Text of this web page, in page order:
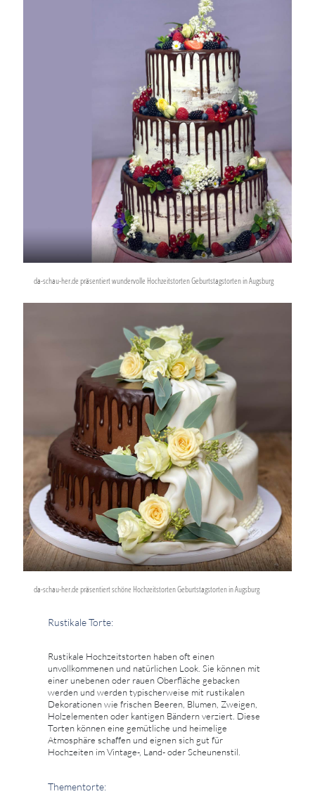
da-schau-her.de präsentiert wundervolle Hochzeitstorten Geburtstagstorten in Augsburg
da-schau-her.de präsentiert schöne Hochzeitstorten Geburtstagstorten in Augsburg
Rustikale Torte:
Rustikale Hochzeitstorten haben oft einen
unvollkommenen und natürlichen Look. Sie können mit
einer unebenen oder rauen Oberfläche gebacken
werden und werden typischerweise mit rustikalen
Dekorationen wie frischen Beeren, Blumen, Zweigen,
Holzelementen oder kantigen Bändern verziert. Diese
Torten können eine gemütliche und heimelige
Atmosphäre schaffen und eignen sich gut für
Hochzeiten im Vintage-, Land- oder Scheunenstil.
Thementorte: